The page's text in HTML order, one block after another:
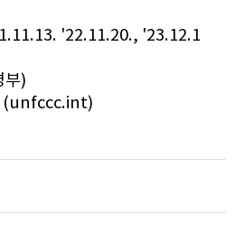
'22.11.20., '23.12.1
부)
(unfccc.int)